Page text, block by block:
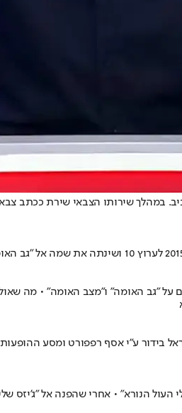
על "גב האומה" ו"מצב האומה" • מה
ע"י אסף רפפורט ומסע ההופעות